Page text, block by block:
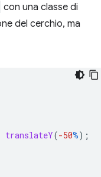
con una classe di
del cerchio, ma
translateY(-50%);